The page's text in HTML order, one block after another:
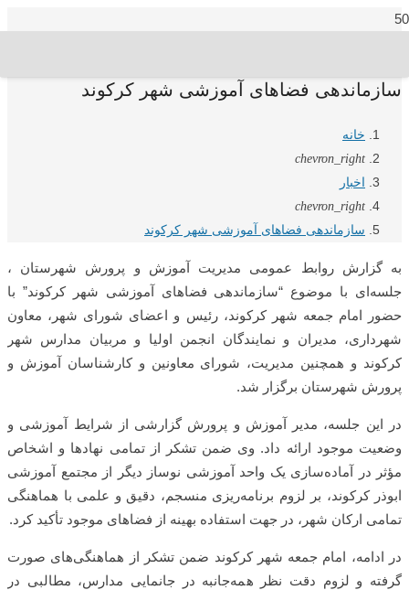
سازماندهی فضاهای آموزشی شهر کرکوند
خانه
chevron_right
اخبار
chevron_right
سازماندهی فضاهای آموزشی شهر کرکوند
به گزارش روابط عمومی مدیریت آموزش و پرورش شهرستان ،
جلسه‌ای با موضوع “سازماندهی فضاهای آموزشی شهر کرکوند” با
حضور امام جمعه شهر کرکوند، رئیس و اعضای شورای شهر، معاون
شهرداری، مدیران و نمایندگان انجمن اولیا و مربیان مدارس شهر
کرکوند و همچنین مدیریت، شورای معاونین و کارشناسان آموزش و
پرورش شهرستان برگزار شد.
در این جلسه، مدیر آموزش و پرورش گزارشی از شرایط آموزشی و
وضعیت موجود ارائه داد. وی ضمن تشکر از تمامی نهادها و اشخاص
مؤثر در آماده‌سازی یک واحد آموزشی نوساز دیگر از مجتمع آموزشی
ابوذر کرکوند، بر لزوم برنامه‌ریزی منسجم، دقیق و علمی با هماهنگی
تمامی ارکان شهر، در جهت استفاده بهینه از فضاهای موجود تأکید کرد.
در ادامه، امام جمعه شهر کرکوند ضمن تشکر از هماهنگی‌های صورت
گرفته و لزوم دقت نظر همه‌جانبه در جانمایی مدارس، مطالبی در